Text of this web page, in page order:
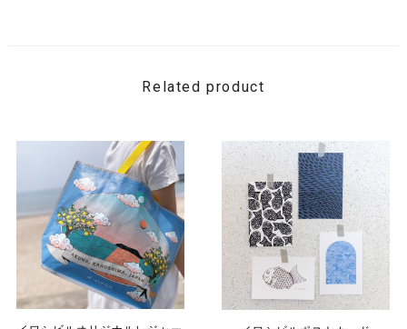
Related product